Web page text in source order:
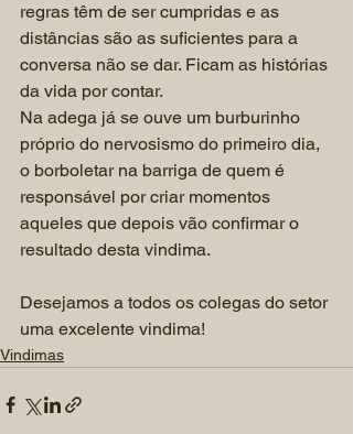
regras têm de ser cumpridas e as
distâncias são as suficientes para a
conversa não se dar. Ficam as histórias
da vida por contar.
Na adega já se ouve um burburinho
próprio do nervosismo do primeiro dia,
o borboletar na barriga de quem é
responsável por criar momentos
aqueles que depois vão confirmar o
resultado desta vindima.
Desejamos a todos os colegas do setor
uma excelente vindima!
Vindimas